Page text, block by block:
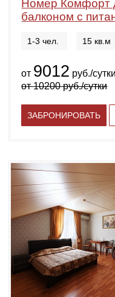
Номер Комфорт
балконом с
1-3 чел. 15 кв.м
от 9012 руб./сутки
от10200руб./сутки
ЗАБРОНИРОВАТЬ